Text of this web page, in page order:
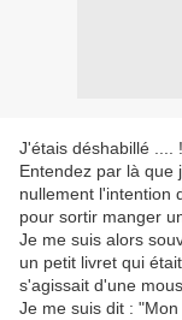
J'étais déshabillé .... !
Entendez par là que
nullement l'intention
pour sortir manger
Je me suis alors
un petit livret qui
s'agissait d'une
Je me suis dit :